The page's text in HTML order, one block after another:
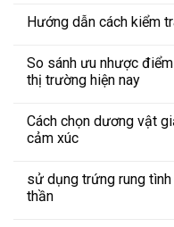
Hướng dẫn cách kiểm
So sánh ưu nhược
thị trường hiện nay
Cách chọn dương vật
cảm xúc
sử dụng trứng rung
thần